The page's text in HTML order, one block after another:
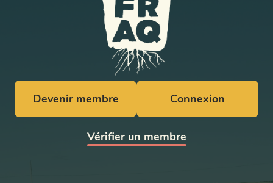
Devenir membre Connexion
Vérifier un membre